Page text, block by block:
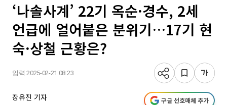
‘나솔사계’ 22기 옥순·경수, 2세
언급에 얼어붙은 분위기…17기 현
숙·상철 근황은?
입력 2025-02-21 08:23
장유진 기자 구글 선호매체 추가